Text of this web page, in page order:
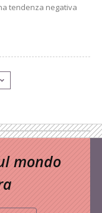
tendenza negativa
mondo